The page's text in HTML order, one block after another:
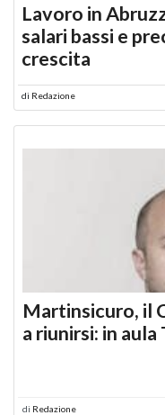
Lavoro in
salari bassi e
crescita
di Redazione
Martinsicuro, il
a riunirsi: in
di Redazione